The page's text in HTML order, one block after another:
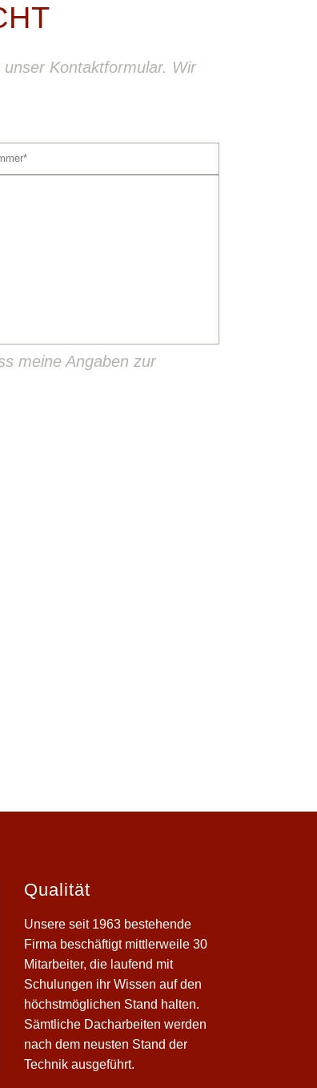
Kontaktformular. Wir
meine Angaben zur
Qualität
Unsere seit 1963 bestehende
Firma beschäftigt mittlerweile 30
Mitarbeiter, die laufend mit
Schulungen ihr Wissen auf den
höchstmöglichen Stand halten.
Sämtliche Dacharbeiten werden
nach dem neusten Stand der
Technik ausgeführt.